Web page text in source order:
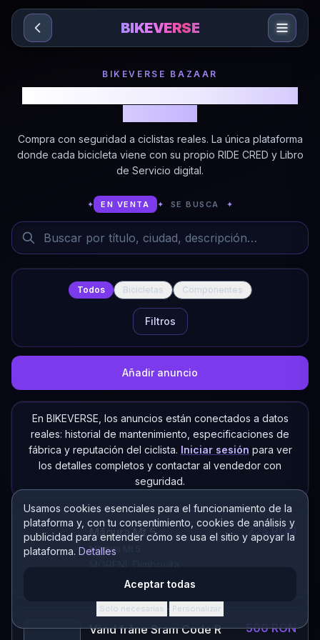
Sari la conținut
Usamos cookies esenciales para el funcionamiento de la
plataforma y, con tu consentimiento, cookies de análisis y
publicidad para entender cómo se usa el sitio y apoyar la
plataforma. Detalles
Aceptar todas
Solo necesarias · Personalizar
BIKEVERSE
BIKEVERSE BAZAAR
Compra con seguridad a ciclistas reales. La única plataforma
donde cada bicicleta viene con su propio RIDE CRED y Libro
de Servicio digital.
✦ EN VENTA ✦ SE BUSCA ✦
Buscar anuncios
Todos Bicicletas Componentes
Filtros
Añadir anuncio
En BIKEVERSE, los anuncios están conectados a datos
reales: historial de mantenimiento, especificaciones de
fábrica y reputación del ciclista. Iniciar sesión para ver
los detalles completos y contactar al vendedor con
seguridad.
Măgura Mt 5
Măgura Mt 5
MORENI, Dimbovita ·
Componente
225 RON
Vând frâne Sram Code R 500 RON